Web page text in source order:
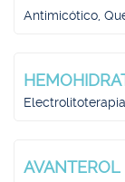
Antimicótico,
Electrolitoterapia
AVANTEROL